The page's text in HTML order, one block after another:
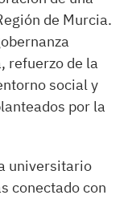
de Murcia.
refuerzo de la
social y
por la
universitario
conectado con